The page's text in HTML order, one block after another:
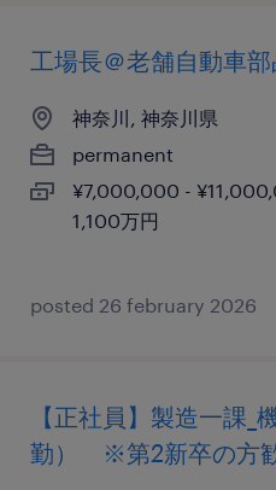
工場長＠老舗自動車
神奈川, 神奈川県
permanent
¥7,000,000 -
1,100万円
posted 26 february 2026
【正社員】製造一課_
勤） ※第2新卒の方